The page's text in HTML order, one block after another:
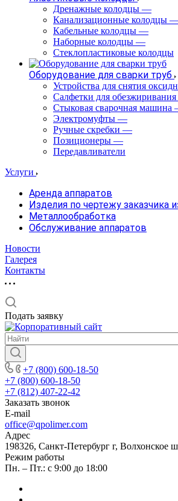
Дренажные колодцы —
Канализационные колодцы
Кабельные колодцы —
Наборные колодцы —
Стеклопластиковые колодцы
Оборудование для сварки труб
Устройства для снятия
Салфетки для обезжиривания
Стыковая сварочная машина
Электромуфты —
Ручные скребки —
Позиционеры —
Передавливатели
Услуги
Аренда аппаратов
Изделия по чертежу заказчика
Металлообработка
Обслуживание аппаратов
Новости
Галерея
Контакты
Подать заявку
+7 (800) 600-18-50
+7 (800) 600-18-50
+7 (812) 407-22-42
Заказать звонок
E-mail
office@qpolimer.com
Адрес
198326, Санкт-Петербург г, Волхонское
Режим работы
Пн. – Пт.: с 9:00 до 18:00